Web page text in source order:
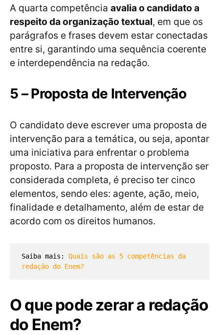
A quarta competência avalia o candidato a
respeito da organização textual, em que os
parágrafos e frases devem estar conectadas
entre si, garantindo uma sequência coerente
e interdependência na redação.
5 – Proposta de Intervenção
O candidato deve escrever uma proposta de
intervenção para a temática, ou seja, apontar
uma iniciativa para enfrentar o problema
proposto. Para a proposta de intervenção ser
considerada completa, é preciso ter cinco
elementos, sendo eles: agente, ação, meio,
finalidade e detalhamento, além de estar de
acordo com os direitos humanos.
Saiba mais: Quais são as 5 competências da
redação do Enem?
O que pode zerar a redação
do Enem?